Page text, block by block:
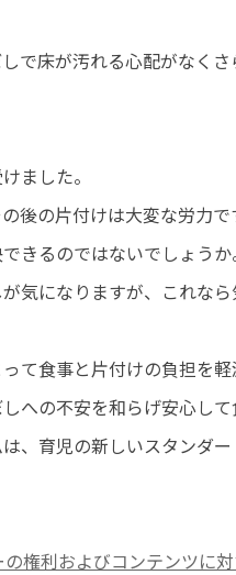
で床が汚れる心配がなく
ました。
後の片付けは大変な労力で
きるのではないでしょうか
気になりますが、これなら
て食事と片付けの負担を
への不安を和らげ安心して
、育児の新しいスタンダ
の権利およびコンテンツに